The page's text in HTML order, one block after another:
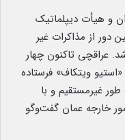
و هیأت دیپلماتیک
دور از مذاکرات غیر
عراقچی تاکنون چهار
ویتکاف» فرستاده
غیرمستقیم و با
خارجه عمان گفت‌وگو